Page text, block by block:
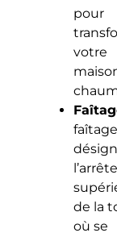
pour
votre
faîtage
l’arrête
de la
où se